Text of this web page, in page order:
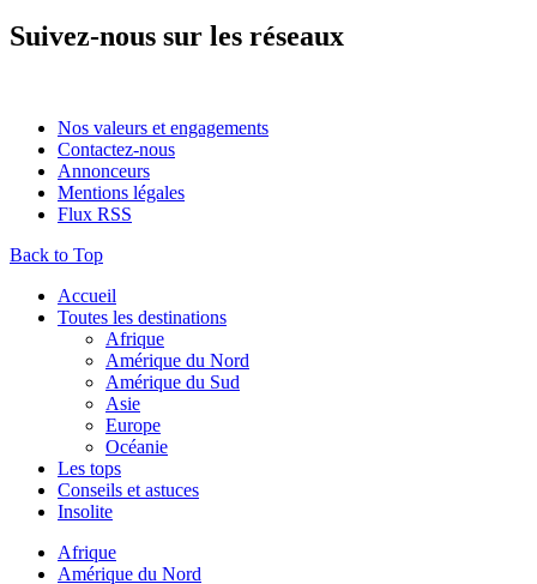
Suivez-nous sur les réseaux
Nos valeurs et engagements
Contactez-nous
Annonceurs
Mentions légales
Flux RSS
Back to Top
Accueil
Toutes les destinations
Afrique
Amérique du Nord
Amérique du Sud
Asie
Europe
Océanie
Les tops
Conseils et astuces
Insolite
Afrique
Amérique du Nord